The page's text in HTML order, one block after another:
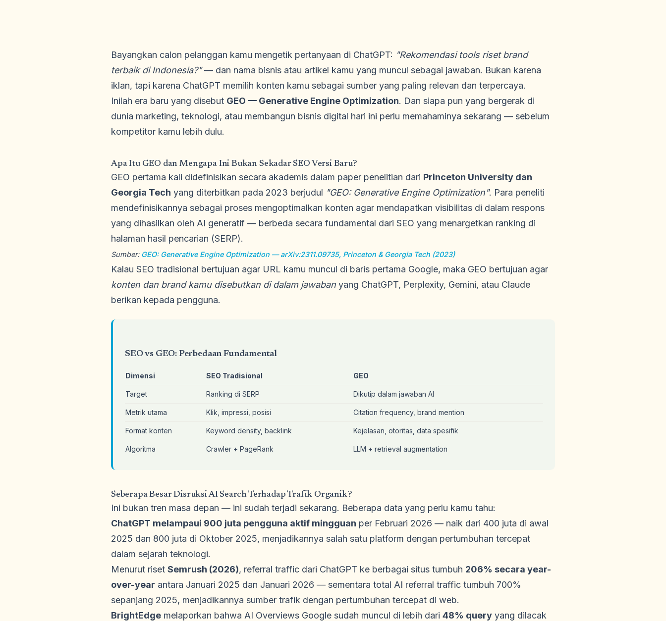
Bayangkan calon pelanggan kamu mengetik pertanyaan di ChatGPT: "Rekomendasi tools riset brand
terbaik di Indonesia?"— dan nama bisnis atau artikel kamu yang muncul sebagai jawaban. Bukan karena
iklan, tapi karena ChatGPT memilih konten kamu sebagai sumber yang paling relevan dan terpercaya.
Inilah era baru yang disebut GEO — Generative Engine Optimization. Dan siapa pun yang bergerak di
dunia marketing, teknologi, atau membangun bisnis digital hari ini perlu memahaminya sekarang — sebelum
kompetitor kamu lebih dulu.
Apa Itu GEO dan Mengapa Ini Bukan Sekadar SEO Versi Baru?
GEO pertama kali didefinisikan secara akademis dalam paper penelitian dari Princeton University dan
Georgia Tech yang diterbitkan pada 2023 berjudul "GEO: Generative Engine Optimization". Para peneliti
mendefinisikannya sebagai proses mengoptimalkan konten agar mendapatkan visibilitas di dalam respons
yang dihasilkan oleh AI generatif — berbeda secara fundamental dari SEO yang menargetkan ranking di
halaman hasil pencarian (SERP).
Sumber: GEO: Generative Engine Optimization — arXiv:2311.09735, Princeton & Georgia Tech (2023)
Kalau SEO tradisional bertujuan agar URL kamu muncul di baris pertama Google, maka GEO bertujuan agar
konten dan brand kamu disebutkan di dalam jawaban yang ChatGPT, Perplexity, Gemini, atau Claude
berikan kepada pengguna.
SEO vs GEO: Perbedaan Fundamental
Dimensi SEO Tradisional GEO
Target Ranking di SERP Dikutip dalam jawaban AI
Metrik utama Klik, impressi, posisi Citation frequency, brand mention
Format konten Keyword density, backlink Kejelasan, otoritas, data spesifik
Algoritma Crawler + PageRank LLM + retrieval augmentation
Seberapa Besar Disruksi AI Search Terhadap Trafik Organik?
Ini bukan tren masa depan — ini sudah terjadi sekarang. Beberapa data yang perlu kamu tahu:
ChatGPT melampaui 900 juta pengguna aktif mingguan per Februari 2026 — naik dari 400 juta di awal
2025 dan 800 juta di Oktober 2025, menjadikannya salah satu platform dengan pertumbuhan tercepat
dalam sejarah teknologi.
Menurut riset Semrush (2026), referral traffic dari ChatGPT ke berbagai situs tumbuh 206% secara year-
over-year antara Januari 2025 dan Januari 2026 — sementara total AI referral traffic tumbuh 700%
sepanjang 2025, menjadikannya sumber trafik dengan pertumbuhan tercepat di web.
BrightEdge melaporkan bahwa AI Overviews Google sudah muncul di lebih dari 48% query yang dilacak